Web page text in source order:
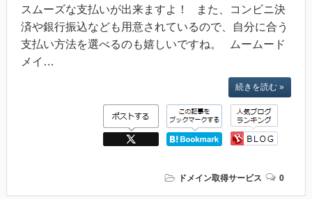
スムーズな支払いが出来ますよ！ また、コンビニ決
済や銀行振込なども用意されているので、自分に合う
支払い方法を選べるのも嬉しいですね。 ムームード
メイ…
続きを読む »
ドメイン取得サービス 0